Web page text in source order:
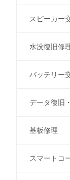
スピーカー
水没復旧修
バッテリー
データ復旧
基板修理
スマートコ